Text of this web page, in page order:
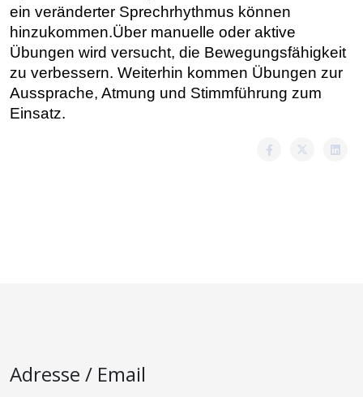
ein veränderter Sprechrhythmus können
hinzukommen.Über manuelle oder aktive
Übungen wird versucht, die Bewegungsfähigkeit
zu verbessern. Weiterhin kommen Übungen zur
Aussprache, Atmung und Stimmführung zum
Einsatz.
Adresse / Email